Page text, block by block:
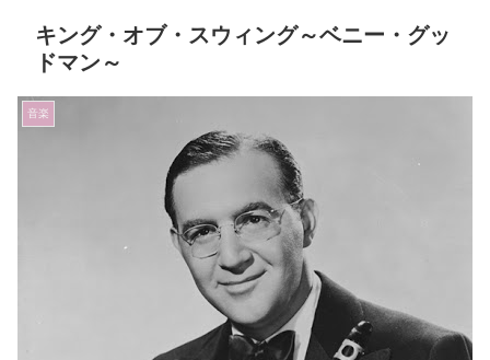
キング・オブ・スウィング～ベニー・グッ
ドマン～
音楽